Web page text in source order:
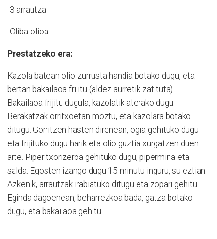
-3 arrautza
-Oliba-olioa
Prestatzeko era:
Kazola batean olio-zurrusta handia botako dugu, eta
bertan bakailaoa frijitu (aldez aurretik zatituta).
Bakailaoa frijitu dugula, kazolatik aterako dugu.
Berakatzak orritxoetan moztu, eta kazolara botako
ditugu. Gorritzen hasten direnean, ogia gehituko dugu
eta frijituko dugu harik eta olio guztia xurgatzen duen
arte. Piper txorizeroa gehituko dugu, pipermina eta
salda. Egosten izango dugu 15 minutu inguru, su eztian.
Azkenik, arrautzak irabiatuko ditugu eta zopari gehitu.
Eginda dagoenean, beharrezkoa bada, gatza botako
dugu, eta bakailaoa gehitu.